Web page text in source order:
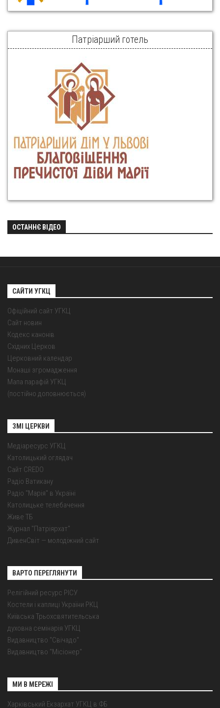
Патріарший готель
ОСТАННЄ ВІДЕО
САЙТИ УГКЦ
Офіційний сайт УГКЦ
Сайт новин
Кодекс канонів
Східних Церков
Церковний календар
Монаші згромадження
Мапа парафій УГКЦ
(постійно доповнюється)
ЗМІ ЦЕРКВИ
Медіаресурс УГКЦ
Католицький оглядач
Сайт CREDO
Радіо Ватикану
Радіо "Марія" в Україні
Католицьке телебачення
Живе ТБ
Журнал "Патріярхат"
ДивенСвіт — молодіжний сайт
ВАРТО ПЕРЕГЛЯНУТИ
Релігійний ресурс РІСУ
Костели і каплиці України РКЦ
Київська Трьохсвятительська
духовна семінарія УГКЦ
Видавництво "Свічадо"
Видавництво "Місіонер"
МИ В МЕРЕЖІ
Харківський Екзархат УГКЦ в ФБ